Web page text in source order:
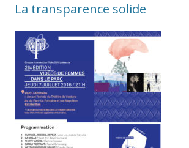
La transparence solide